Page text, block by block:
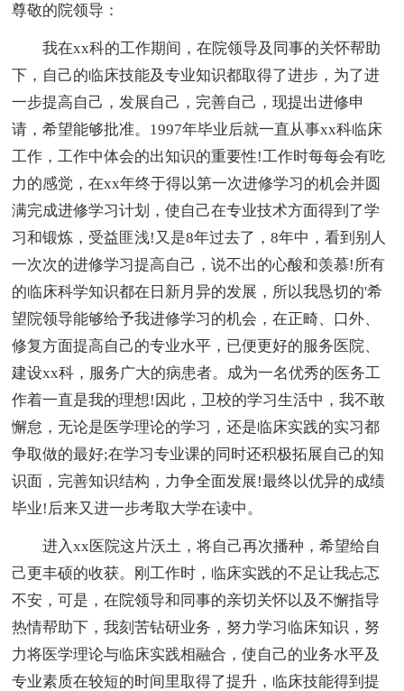
尊敬的院领导：
我在xx科的工作期间，在院领导及同事的关怀帮助
下，自己的临床技能及专业知识都取得了进步，为了进
一步提高自己，发展自己，完善自己，现提出进修申
请，希望能够批准。1997年毕业后就一直从事xx科临床
工作，工作中体会的出知识的重要性!工作时每每会有吃
力的感觉，在xx年终于得以第一次进修学习的机会并圆
满完成进修学习计划，使自己在专业技术方面得到了学
习和锻炼，受益匪浅!又是8年过去了，8年中，看到别人
一次次的进修学习提高自己，说不出的心酸和羡慕!所有
的临床科学知识都在日新月异的发展，所以我恳切的'希
望院领导能够给予我进修学习的机会，在正畸、口外、
修复方面提高自己的专业水平，已便更好的服务医院、
建设xx科，服务广大的病患者。成为一名优秀的医务工
作着一直是我的理想!因此，卫校的学习生活中，我不敢
懈怠，无论是医学理论的学习，还是临床实践的实习都
争取做的最好;在学习专业课的同时还积极拓展自己的知
识面，完善知识结构，力争全面发展!最终以优异的成绩
毕业!后来又进一步考取大学在读中。
进入xx医院这片沃土，将自己再次播种，希望给自
己更丰硕的收获。刚工作时，临床实践的不足让我忐忑
不安，可是，在院领导和同事的亲切关怀以及不懈指导
热情帮助下，我刻苦钻研业务，努力学习临床知识，努
力将医学理论与临床实践相融合，使自己的业务水平及
专业素质在较短的时间里取得了提升，临床技能得到提